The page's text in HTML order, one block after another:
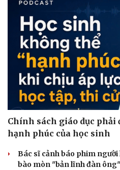
Sức khỏe
Dinh dưỡng - món ngon
Cây thuốc
Sản phụ khoa
Nhi khoa
Làm đẹp - giảm cân
Phòng mạch online
Chính sách giáo dục phải
hạnh phúc của học sinh
Bác sĩ cảnh báo phim
bào mòn "bản lĩnh đàn ông"